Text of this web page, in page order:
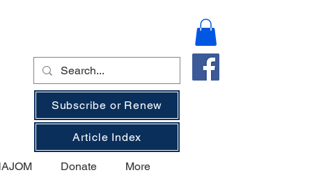
Subscribe or Renew
Article Index
Donate More